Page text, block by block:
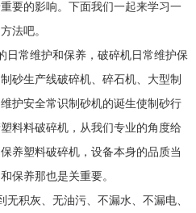
要的影响。下面我们一起来学习一
法吧。
日常维护和保养，破碎机日常维护保
砂生产线破碎机、碎石机、大型制
护安全常识制砂机的诞生使制砂行
料料破碎机，从我们专业的角度给
养塑料破碎机，设备本身的品质当
保养那也是关重要。
积灰、无油污、不漏水、不漏电、